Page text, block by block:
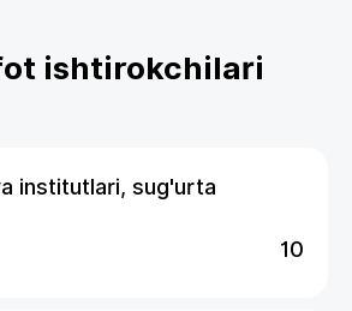
ishtirokchilari
institutlari, sug'urta
10